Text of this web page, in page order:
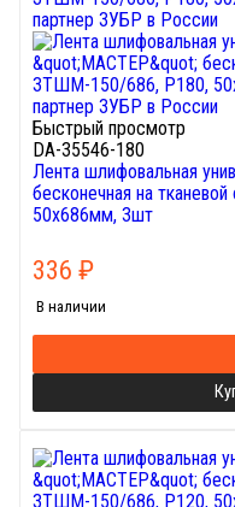
Быстрый просмотр
DA-35546-180
Лента шлифовальная
бесконечная на
50х686мм, 3шт
336 ₽
В наличии